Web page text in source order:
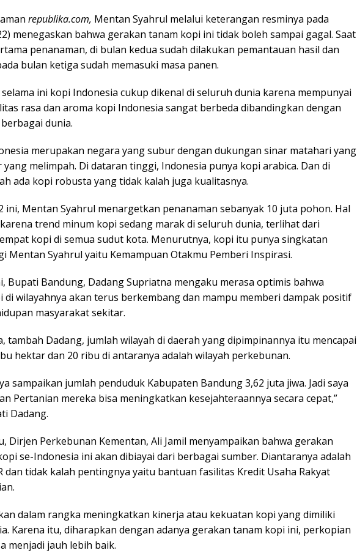
republika.com, Mentan Syahrul melalui keterangan resminya pada
menegaskan bahwa gerakan tanam kopi ini tidak boleh sampai gagal. Saat
penanaman, di bulan kedua sudah dilakukan pemantauan hasil dan
bulan ketiga sudah memasuki masa panen.
ini kopi Indonesia cukup dikenal di seluruh dunia karena mempunyai
rasa dan aroma kopi Indonesia sangat berbeda dibandingkan dengan
dunia.
merupakan negara yang subur dengan dukungan sinar matahari yang
yang melimpah. Di dataran tinggi, Indonesia punya kopi arabica. Dan di
ada kopi robusta yang tidak kalah juga kualitasnya.
ini, Mentan Syahrul menargetkan penanaman sebanyak 10 juta pohon. Hal
trend minum kopi sedang marak di seluruh dunia, terlihat dari
kopi di semua sudut kota. Menurutnya, kopi itu punya singkatan
Mentan Syahrul yaitu Kemampuan Otakmu Pemberi Inspirasi.
Bupati Bandung, Dadang Supriatna mengaku merasa optimis bahwa
di wilayahnya akan terus berkembang dan mampu memberi dampak positif
masyarakat sekitar.
tambah Dadang, jumlah wilayah di daerah yang dipimpinannya itu mencapai
hektar dan 20 ribu di antaranya adalah wilayah perkebunan.
sampaikan jumlah penduduk Kabupaten Bandung 3,62 juta jiwa. Jadi saya
Pertanian mereka bisa meningkatkan kesejahteraannya secara cepat,”
Dadang.
Dirjen Perkebunan Kementan, Ali Jamil menyampaikan bahwa gerakan
se-Indonesia ini akan dibiayai dari berbagai sumber. Diantaranya adalah
dan tidak kalah pentingnya yaitu bantuan fasilitas Kredit Usaha Rakyat
dalam rangka meningkatkan kinerja atau kekuatan kopi yang dimiliki
Karena itu, diharapkan dengan adanya gerakan tanam kopi ini, perkopian
menjadi jauh lebih baik.